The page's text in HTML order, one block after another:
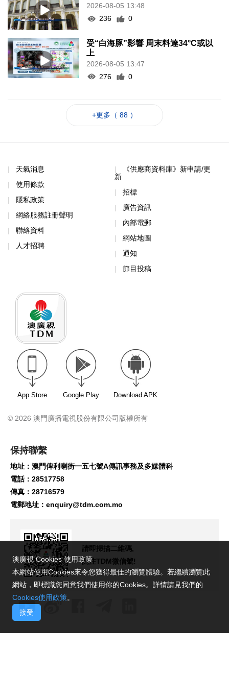
2026-08-05 13:48
236
0
受“白海豚”影響 周末料達34°C或以
上
2026-08-05 13:47
276
0
+更多（ 88 ）
天氣消息
使用條款
隱私政策
網絡服務註冊聲明
聯絡資料
人才招聘
《供應商資料庫》新申請/更
新
招標
廣告資訊
內部電郵
網站地圖
通知
節目投稿
App Store Google Play Download APK
© 2026 澳門廣播電視股份有限公司版權所有
保持聯繫
地址：澳門俾利喇街一五七號A傳訊事務及多媒體科
電話：28517758
傳真：28716579
電郵地址： enquiry@tdm.com.mo
請即掃描二維碼,
關注TDM微信號!
澳廣視 Cookies 使用政策
本網站使用Cookies來令您獲得最佳的瀏覽體驗。若繼續瀏覽此
網站，即標識您同意我們使用你的Cookies。詳情請見我們的
Cookies使用政策。
接受